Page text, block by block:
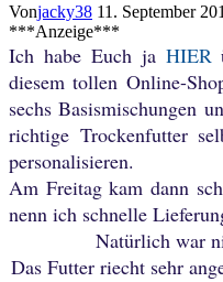
Vonjacky38 11. September
***Anzeige***
Ich habe Euch ja HIER
diesem tollen Online-
sechs Basismischungen
richtige Trockenfutter
personalisieren.
Am Freitag kam dann
nenn ich schnelle
Natürlich war
Das Futter riecht sehr